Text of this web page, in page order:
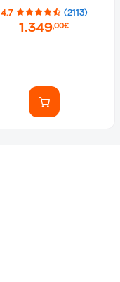
4.7 (2113)
1.349,00€